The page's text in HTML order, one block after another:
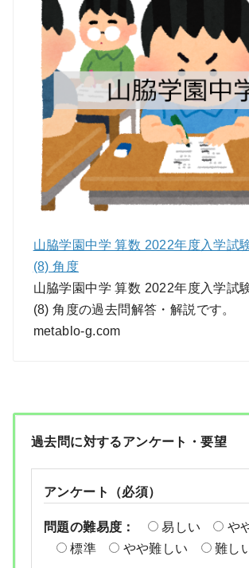
山脇学園中学 算数 2022年度入学試
(8) 角度
山脇学園中学 算数 2022年度入学試
(8) 角度の過去問解答・解説です。
metablo-g.com
過去問に対するアンケート・要望
アンケート（必須）
問題の難易度： 易しい
や
標準
やや難しい 難し